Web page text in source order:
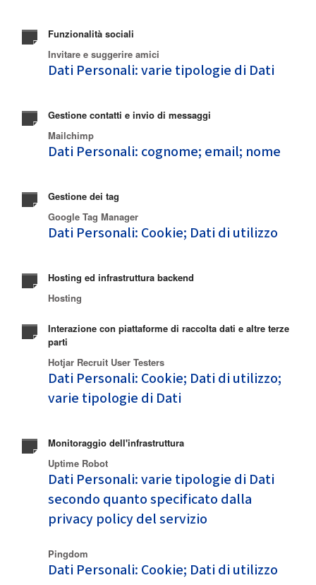
Funzionalità sociali
Invitare e suggerire amici
Dati Personali: varie tipologie di Dati
Gestione contatti e invio di messaggi
Mailchimp
Dati Personali: cognome; email; nome
Gestione dei tag
Google Tag Manager
Dati Personali: Cookie; Dati di utilizzo
Hosting ed infrastruttura backend
Hosting
Interazione con piattaforme di raccolta dati e altre terze
parti
Hotjar Recruit User Testers
Dati Personali: Cookie; Dati di utilizzo;
varie tipologie di Dati
Monitoraggio dell'infrastruttura
Uptime Robot
Dati Personali: varie tipologie di Dati
secondo quanto specificato dalla
privacy policy del servizio
Pingdom
Dati Personali: Cookie; Dati di utilizzo